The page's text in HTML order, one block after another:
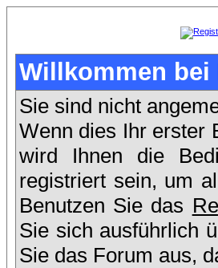
Willkommen bei
Sie sind nicht
Wenn dies Ihr erster
wird Ihnen die
registriert sein, um
Benutzen Sie das
Sie sich ausführlich
Sie das Forum aus,